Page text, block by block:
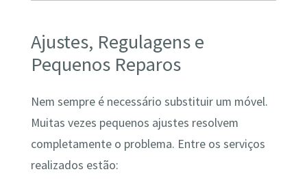
Ajustes, Regulagens e
Pequenos Reparos
Nem sempre é necessário substituir um móvel.
Muitas vezes pequenos ajustes resolvem
completamente o problema. Entre os serviços
realizados estão: